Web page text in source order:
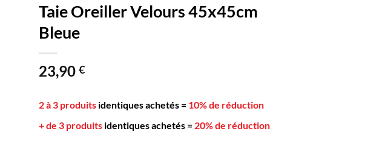
Taie Oreiller Velours 45x45cm
Bleue
23,90 €
2 à 3 produits identiques achetés = 10% de réduction
+ de 3 produits identiques achetés = 20% de réduction